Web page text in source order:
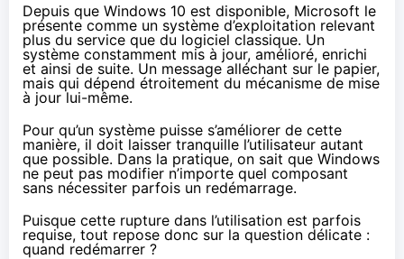
Depuis que Windows 10 est disponible, Microsoft le
présente comme un système d’exploitation relevant
plus du service que du logiciel classique. Un
système constamment mis à jour, amélioré, enrichi
et ainsi de suite. Un message alléchant sur le papier,
mais qui dépend étroitement du mécanisme de mise
à jour lui-même.
Pour qu’un système puisse s’améliorer de cette
manière, il doit laisser tranquille l’utilisateur autant
que possible. Dans la pratique, on sait que Windows
ne peut pas modifier n’importe quel composant
sans nécessiter parfois un redémarrage.
Puisque cette rupture dans l’utilisation est parfois
requise, tout repose donc sur la question délicate :
quand redémarrer ?